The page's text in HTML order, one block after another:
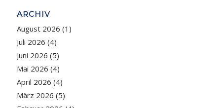
ARCHIV
August 2026 (1)
Juli 2026 (4)
Juni 2026 (5)
Mai 2026 (4)
April 2026 (4)
März 2026 (5)